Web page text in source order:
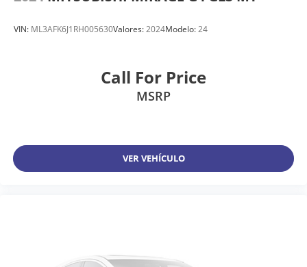
VIN: ML3AFK6J1RH005630Valores:2024Modelo:24
Call For Price
MSRP
VER VEHÍCULO